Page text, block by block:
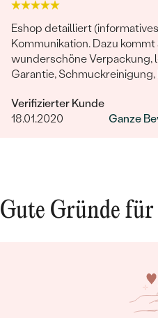
Eshop detailliert
Kommunikation. Dazu kommt
wunderschöne Verpackung,
Garantie, Schmuckreinigung,
selbst - professionelle Arbeit
Design.
Verifizierter Kunde
18.01.2020
Ganze
Gute Gründe